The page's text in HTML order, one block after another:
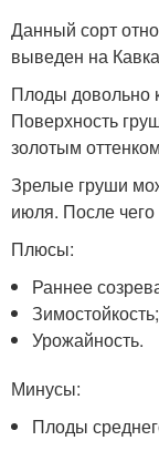
Данный сорт
выведен на
Плоды довольно
Поверхность
золотым
Зрелые груши
июля. После
Плюсы:
Раннее
Зимостойкость;
Урожайность.
Минусы:
Плоды